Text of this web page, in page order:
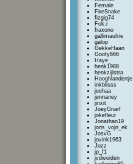
Female
FireSnake
fizgig74
Fok.r
fraxono
gallimaufrie
galop
GekkeHaan
Goofy666
Haye_
henk1988
henkzijlstra
Hooghlandertje
inkblisss
jeehaa
jennaney
jinxit
JoeyGnarf
jokefleur
Jonathan19
joris_vojn_ek
JosvG
jovink1963
Jozz
jp_f1
jvdweiden